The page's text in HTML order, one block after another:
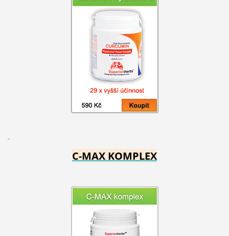
C-MAX KOMPLEX